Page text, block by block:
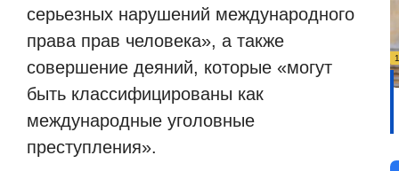
серьезных нарушений международного
права прав человека», а также
совершение деяний, которые «могут
быть классифицированы как
международные уголовные
преступления».